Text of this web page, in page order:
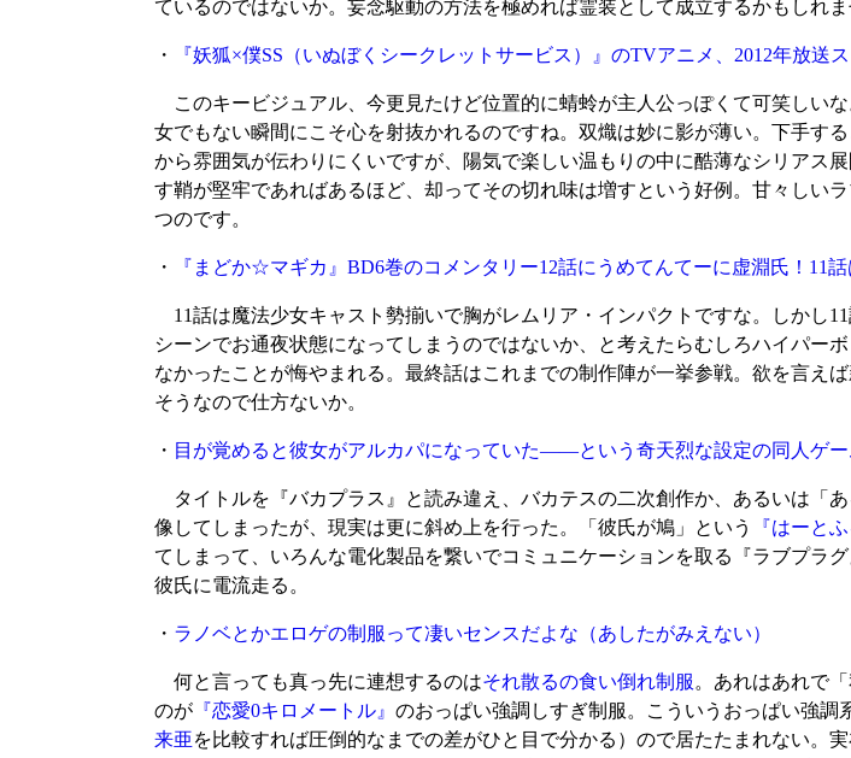
ているのではないか。妄念駆動の方法を極めれば霊装として成立するかもしれま
・ 『妖狐×僕SS（いぬぼくシークレットサービス）』のTVアニメ、2012年放送ス
このキービジュアル、今更見たけど位置的に蜻蛉が主人公っぽくて可笑しい
女でもない瞬間にこそ心を射抜かれるのですね。双熾は妙に影が薄い。下手す
から雰囲気が伝わりにくいですが、陽気で楽しい温もりの中に酷薄なシリアス
す鞘が堅牢であればあるほど、却ってその切れ味は増すという好例。甘々しい
つのです。
・ 『まどか☆マギカ』BD6巻のコメンタリー12話にうめてんてーに虚淵氏！11
11話は魔法少女キャスト勢揃いで胸がレムリア・インパクトですな。しか
シーンでお通夜状態になってしまうのではないか、と考えたらむしろハイパー
なかったことが悔やまれる。最終話はこれまでの制作陣が一挙参戦。欲を言え
そうなので仕方ないか。
・ 目が覚めると彼女がアルカパになっていた――という奇天烈な設定の同人ゲー
タイトルを『バカプラス』と読み違え、バカテスの二次創作か、あるいは「
像してしまったが、現実は更に斜め上を行った。「彼氏が鳩」という
『はーと
てしまって、いろんな電化製品を繋いでコミュニケーションを取る『ラブプラ
彼氏に電流走る。
・ ラノベとかエロゲの制服って凄いセンスだよな （あしたがみえない）
何と言っても真っ先に連想するのはそれ散るの食い倒れ制服 。あれはあれで
のが 『恋愛0キロメートル』 のおっぱい強調しすぎ制服。こういうおっぱい強
来亜を比較すれば圧倒的なまでの差がひと目で分かる）ので居たたまれない。